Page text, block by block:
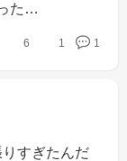
た…
6 1 1
すぎたんだ